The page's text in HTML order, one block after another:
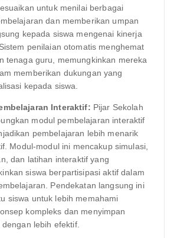
untuk menilai berbagai
dan memberikan umpan
kepada siswa mengenai kinerja
penilaian otomatis menghemat
tenaga guru, memungkinkan mereka
memberikan dukungan yang
kepada siswa.
Interaktif: Pijar Sekolah
modul pembelajaran interaktif
pembelajaran lebih menarik
Modul-modul ini mencakup simulasi,
dan latihan interaktif yang
siswa berpartisipasi aktif dalam
Pendekatan langsung ini
siswa untuk lebih memahami
kompleks dan menyimpan
lebih efektif.